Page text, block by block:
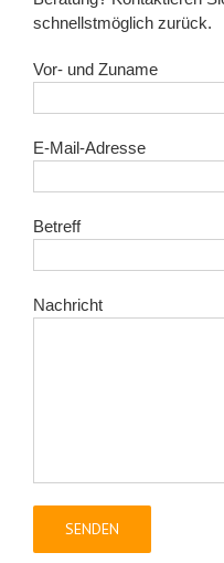
schnellstmöglich zurück.
Vor- und Zuname
E-Mail-Adresse
Betreff
Nachricht